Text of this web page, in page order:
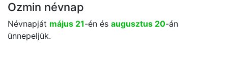
Ozmin névnap
Névnapját május 21-én és augusztus 20-án
ünnepeljük.